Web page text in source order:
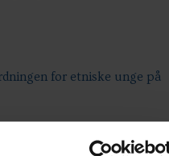
for etniske unge på